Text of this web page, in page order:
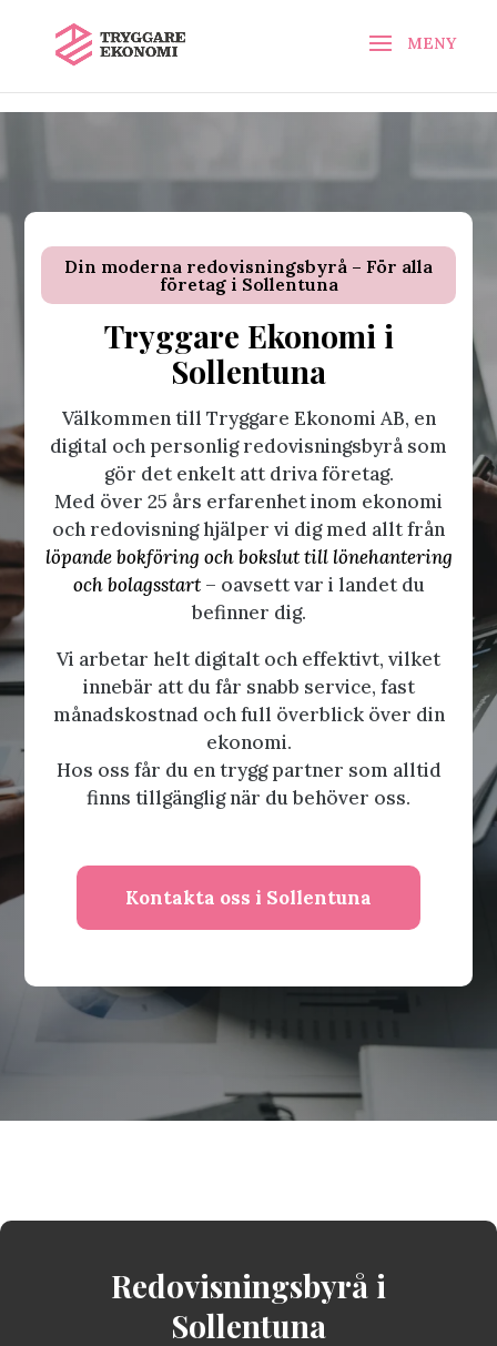
Din moderna redovisningsbyrå – För alla
företag i Sollentuna
Tryggare Ekonomi i
Sollentuna
Välkommen till Tryggare Ekonomi AB, en
digital och personlig redovisningsbyrå som
gör det enkelt att driva företag.
Med över 25 års erfarenhet inom ekonomi
och redovisning hjälper vi dig med allt från
löpande bokföring och bokslut till lönehantering
och bolagsstart– oavsett var i landet du
befinner dig.
Vi arbetar helt digitalt och effektivt, vilket
innebär att du får snabb service, fast
månadskostnad och full överblick över din
ekonomi.
Hos oss får du en trygg partner som alltid
finns tillgänglig när du behöver oss.
Kontakta oss i Sollentuna
Redovisningsbyrå i
Sollentuna